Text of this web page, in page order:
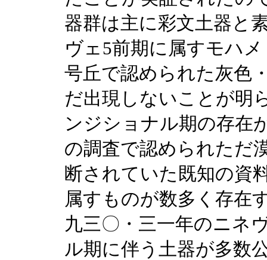
器群は主に彩文土器と
ヴェ5前期に属すモハ
号丘で認められた灰色
だ出現しないことが明
ンジショナル期の存在
の調査で認められただ
断されていた既知の資
属すものが数多く存在
九三〇・三一年のニネ
ル期に伴う土器が多数